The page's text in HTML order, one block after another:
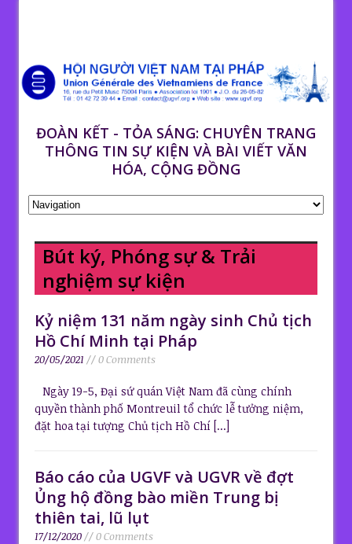
ĐOÀN KẾT - TỎA SÁNG: CHUYÊN TRANG
THÔNG TIN SỰ KIỆN VÀ BÀI VIẾT VĂN
HÓA, CỘNG ĐỒNG
Bút ký, Phóng sự & Trải
nghiệm sự kiện
Kỷ niệm 131 năm ngày sinh Chủ tịch
Hồ Chí Minh tại Pháp
20/05/2021 // 0 Comments
Ngày 19-5, Đại sứ quán Việt Nam đã cùng chính
quyền thành phố Montreuil tổ chức lễ tưởng niệm,
đặt hoa tại tượng Chủ tịch Hồ Chí [...]
Báo cáo của UGVF và UGVR về đợt
Ủng hộ đồng bào miền Trung bị
thiên tai, lũ lụt
17/12/2020// 0 Comments